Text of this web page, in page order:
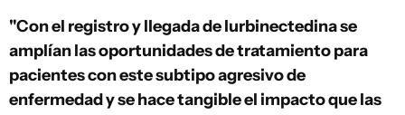
"Con el registro y llegada de lurbinectedina se
amplían las oportunidades de tratamiento para
pacientes con este subtipo agresivo de
enfermedad y se hace tangible el impacto que las